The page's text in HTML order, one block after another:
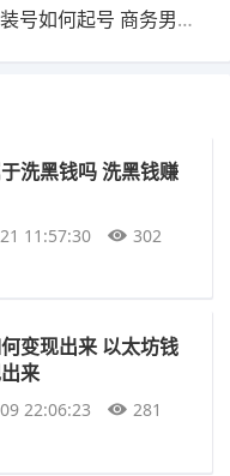
男装号如何起号 商务男装如何起号
洗黑钱吗 洗黑钱赚
11:57:30 302
变现出来 以太坊钱
来
22:06:23 281